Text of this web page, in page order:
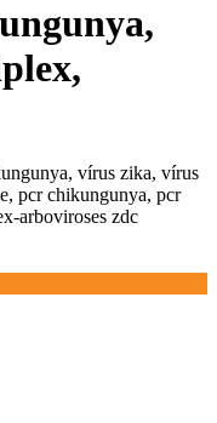
vírus zika, vírus
pcr chikungunya, pcr
arboviroses zdc